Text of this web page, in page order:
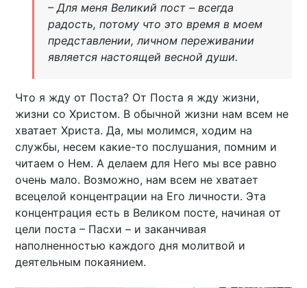
– Для меня Великий пост – всегда
радость, потому что это время в моем
представлении, личном переживании
является настоящей весной души.
Что я жду от Поста? От Поста я жду жизни,
жизни со Христом. В обычной жизни нам всем не
хватает Христа. Да, мы молимся, ходим на
службы, несем какие-то послушания, помним и
читаем о Нем. А делаем для Него мы все равно
очень мало. Возможно, нам всем не хватает
всецелой концентрации на Его личности. Эта
концентрация есть в Великом посте, начиная от
цели поста – Пасхи – и заканчивая
наполненностью каждого дня молитвой и
деятельным покаянием.